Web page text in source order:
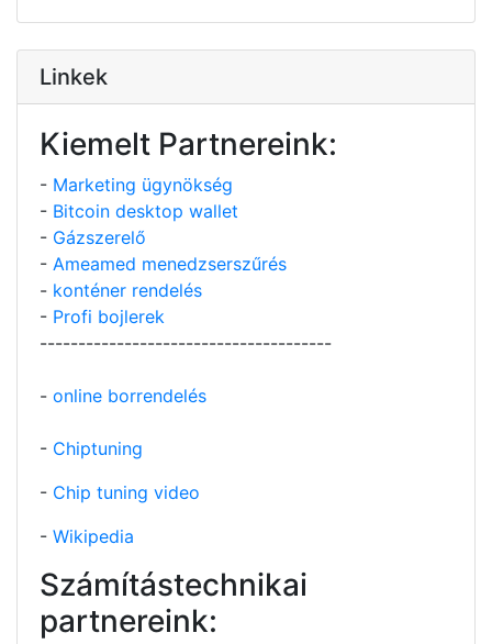
Linkek
Kiemelt Partnereink:
- Marketing ügynökség
- Bitcoin desktop wallet
- Gázszerelő
- Ameamed menedzserszűrés
- konténer rendelés
- Profi bojlerek
--------------------------------------
- online borrendelés
- Chiptuning
- Chip tuning video
- Wikipedia
Számítástechnikai
partnereink: